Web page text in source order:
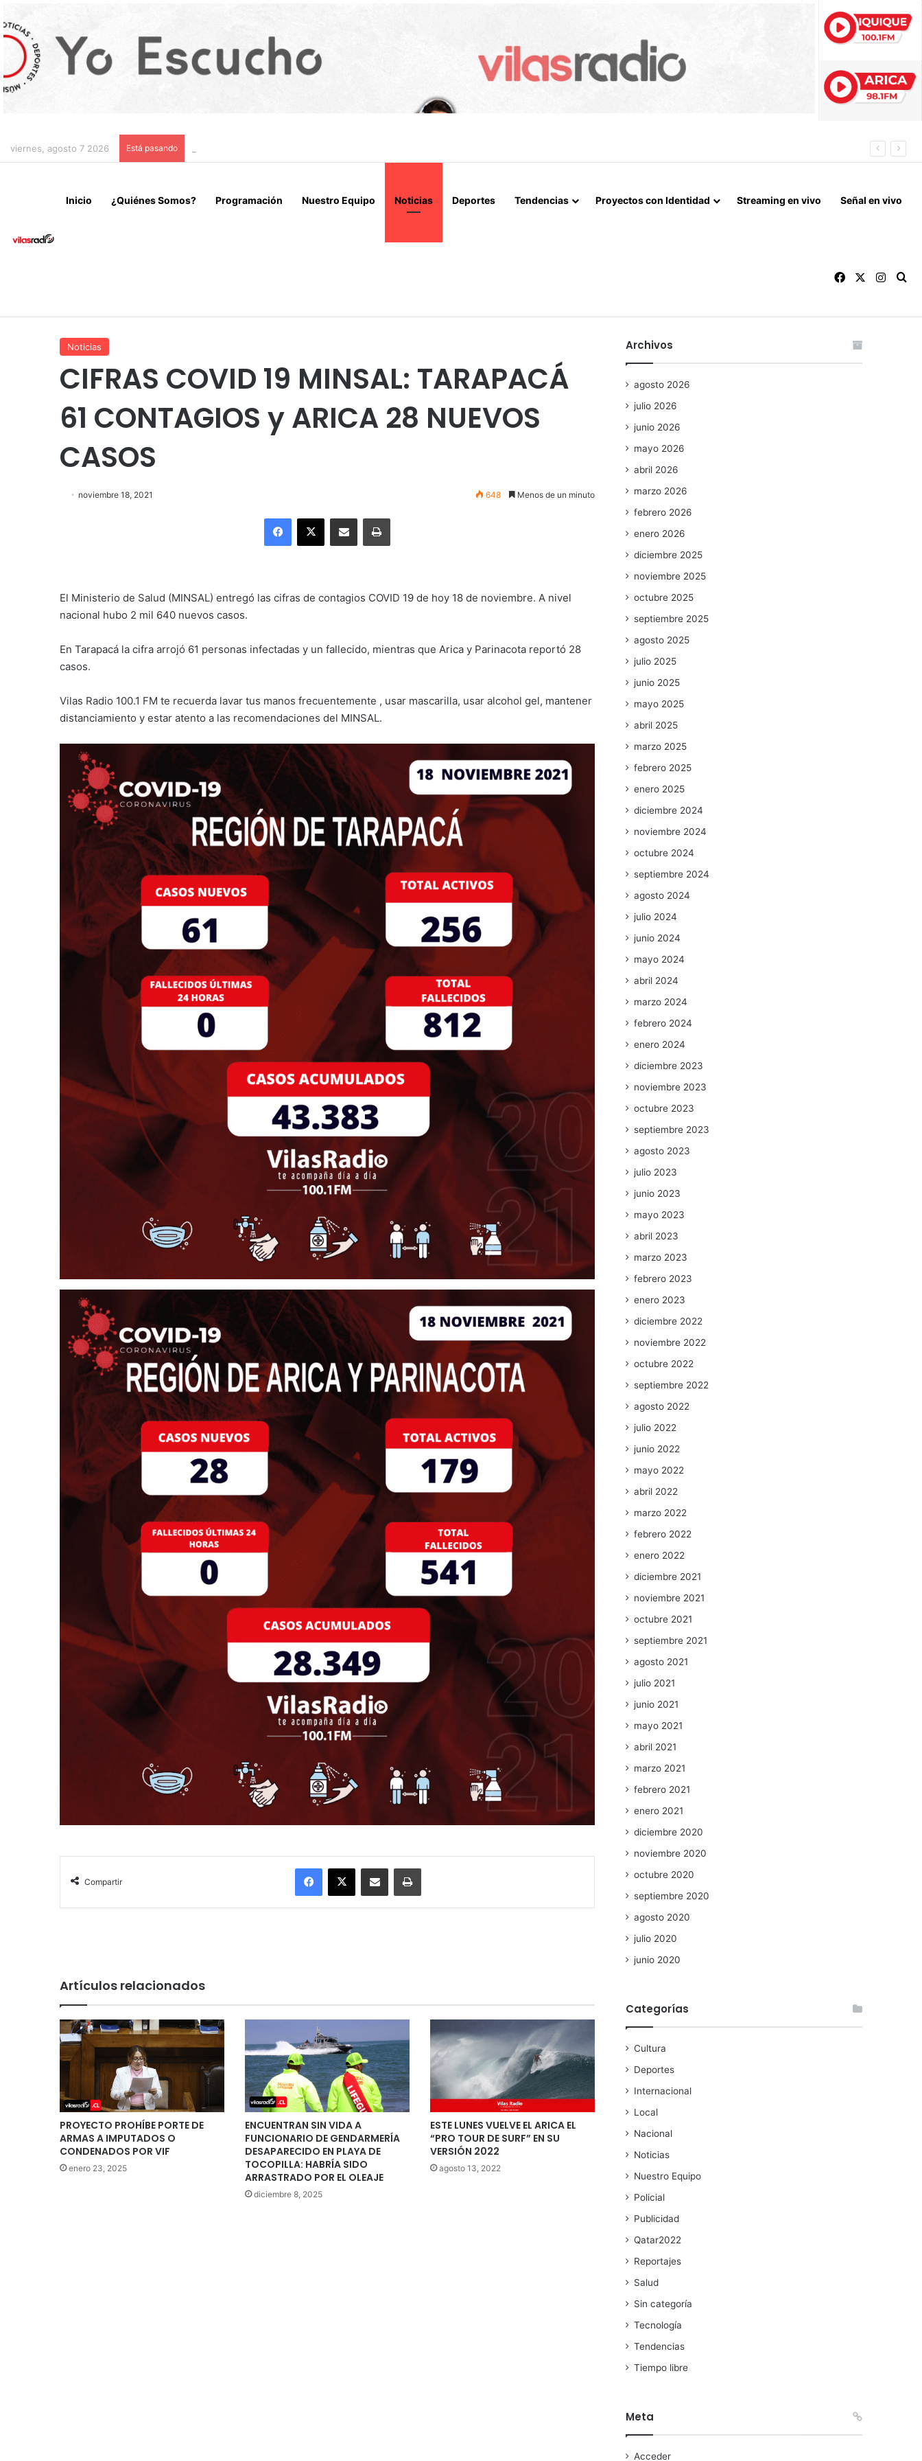
viernes, agosto 7 2026 Está pasando
Inicio ¿Quiénes Somos? Programación Nuestro Equipo Noticias Deportes Tendencias Proyectos con Identidad Streaming en vivo Señal en vivo
Facebook
Noticias
CIFRAS COVID 19 MINSAL: TARAPACÁ
61 CONTAGIOS y ARICA 28 NUEVOS
CASOS
noviembre 18, 2021 648 Menos de un minuto
Facebook
X Enviar vía email Imprimir
El Ministerio de Salud (MINSAL) entregó las cifras de contagios COVID 19 de hoy 18 de noviembre. A nivel
nacional hubo 2 mil 640 nuevos casos.
En Tarapacá la cifra arrojó 61 personas infectadas y un fallecido, mientras que Arica y Parinacota reportó 28
casos.
Vilas Radio 100.1 FM te recuerda lavar tus manos frecuentemente , usar mascarilla, usar alcohol gel, mantener
distanciamiento y estar atento a las recomendaciones del MINSAL.
Compartir
Facebook
X Enviar vía email Imprimir
Artículos relacionados
PROYECTO PROHÍBE PORTE DE
ARMAS A IMPUTADOS O
CONDENADOS POR VIF
enero 23, 2025
ENCUENTRAN SIN VIDA A
FUNCIONARIO DE GENDARMERÍA
DESAPARECIDO EN PLAYA DE
TOCOPILLA: HABRÍA SIDO
ARRASTRADO POR EL OLEAJE
diciembre 8, 2025
ESTE LUNES VUELVE EL ARICA EL
“PRO TOUR DE SURF” EN SU
VERSIÓN 2022
agosto 13, 2022
Archivos
agosto 2026
julio 2026
junio 2026
mayo 2026
abril 2026
marzo 2026
febrero 2026
enero 2026
diciembre 2025
noviembre 2025
octubre 2025
septiembre 2025
agosto 2025
julio 2025
junio 2025
mayo 2025
abril 2025
marzo 2025
febrero 2025
enero 2025
diciembre 2024
noviembre 2024
octubre 2024
septiembre 2024
agosto 2024
julio 2024
junio 2024
mayo 2024
abril 2024
marzo 2024
febrero 2024
enero 2024
diciembre 2023
noviembre 2023
octubre 2023
septiembre 2023
agosto 2023
julio 2023
junio 2023
mayo 2023
abril 2023
marzo 2023
febrero 2023
enero 2023
diciembre 2022
noviembre 2022
octubre 2022
septiembre 2022
agosto 2022
julio 2022
junio 2022
mayo 2022
abril 2022
marzo 2022
febrero 2022
enero 2022
diciembre 2021
noviembre 2021
octubre 2021
septiembre 2021
agosto 2021
julio 2021
junio 2021
mayo 2021
abril 2021
marzo 2021
febrero 2021
enero 2021
diciembre 2020
noviembre 2020
octubre 2020
septiembre 2020
agosto 2020
julio 2020
junio 2020
Categorías
Cultura
Deportes
Internacional
Local
Nacional
Noticias
Nuestro Equipo
Policial
Publicidad
Qatar2022
Reportajes
Salud
Sin categoría
Tecnología
Tendencias
Tiempo libre
Meta
Acceder